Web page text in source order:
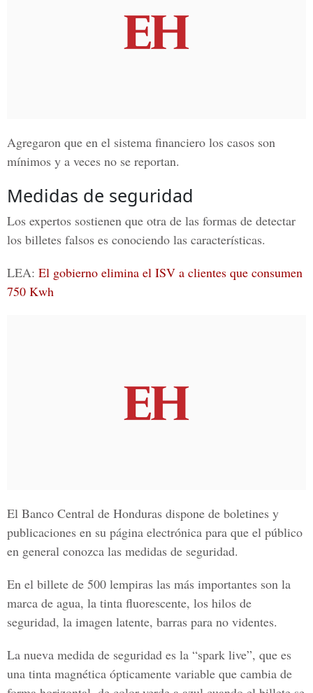
Agregaron que en el sistema financiero los casos son
mínimos y a veces no se reportan.
Medidas de seguridad
Los expertos sostienen que otra de las formas de detectar
los billetes falsos es conociendo las características.
LEA: El gobierno elimina el ISV a clientes que consumen
750 Kwh
El Banco Central de Honduras dispone de boletines y
publicaciones en su página electrónica para que el público
en general conozca las medidas de seguridad.
En el billete de 500 lempiras las más importantes son la
marca de agua, la tinta fluorescente, los hilos de
seguridad, la imagen latente, barras para no videntes.
La nueva medida de seguridad es la “spark live”, que es
una tinta magnética ópticamente variable que cambia de